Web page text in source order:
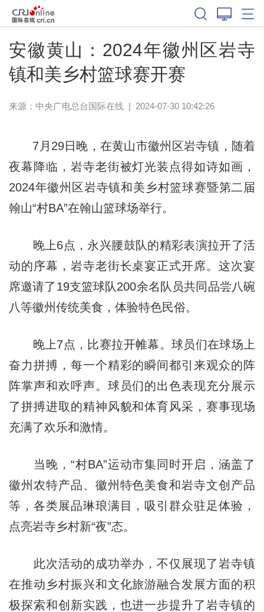
安徽黄山：2024年徽州区岩寺
镇和美乡村篮球赛开赛
来源：中央广电总台国际在线| 2024-07-30 10:42:26
7月29日晚，在黄山市徽州区岩寺镇，随着
夜幕降临，岩寺老街被灯光装点得如诗如画，
2024年徽州区岩寺镇和美乡村篮球赛暨第二届
翰山“村BA”在翰山篮球场举行。
晚上6点，永兴腰鼓队的精彩表演拉开了活
动的序幕，岩寺老街长桌宴正式开席。这次宴
席邀请了19支篮球队200余名队员共同品尝八碗
八等徽州传统美食，体验特色民俗。
晚上7点，比赛拉开帷幕。球员们在球场上
奋力拼搏，每一个精彩的瞬间都引来观众的阵
阵掌声和欢呼声。球员们的出色表现充分展示
了拼搏进取的精神风貌和体育风采，赛事现场
充满了欢乐和激情。
当晚，“村BA”运动市集同时开启，涵盖了
徽州农特产品、徽州特色美食和岩寺文创产品
等，各类展品琳琅满目，吸引群众驻足体验，
点亮岩寺乡村新“夜”态。
此次活动的成功举办，不仅展现了岩寺镇
在推动乡村振兴和文化旅游融合发展方面的积
极探索和创新实践，也进一步提升了岩寺镇的